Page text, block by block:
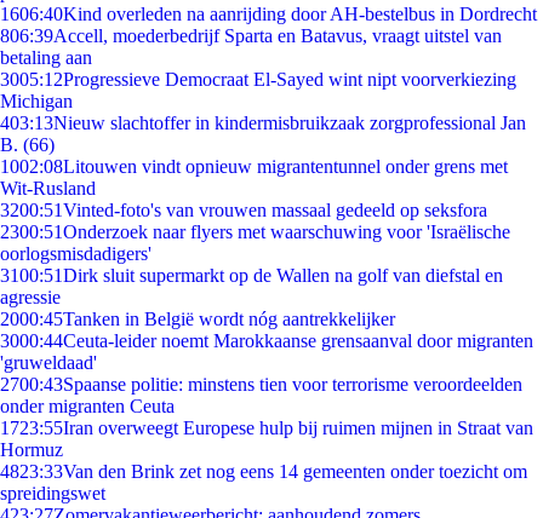
1606:40Kind overleden na aanrijding door AH-bestelbus in Dordrecht
806:39Accell, moederbedrijf Sparta en Batavus, vraagt uitstel van
betaling aan
3005:12Progressieve Democraat El-Sayed wint nipt voorverkiezing
Michigan
403:13Nieuw slachtoffer in kindermisbruikzaak zorgprofessional Jan
B. (66)
1002:08Litouwen vindt opnieuw migrantentunnel onder grens met
Wit-Rusland
3200:51Vinted-foto's van vrouwen massaal gedeeld op seksfora
2300:51Onderzoek naar flyers met waarschuwing voor 'Israëlische
oorlogsmisdadigers'
3100:51Dirk sluit supermarkt op de Wallen na golf van diefstal en
agressie
2000:45Tanken in België wordt nóg aantrekkelijker
3000:44Ceuta-leider noemt Marokkaanse grensaanval door migranten
'gruweldaad'
2700:43Spaanse politie: minstens tien voor terrorisme veroordeelden
onder migranten Ceuta
1723:55Iran overweegt Europese hulp bij ruimen mijnen in Straat van
Hormuz
4823:33Van den Brink zet nog eens 14 gemeenten onder toezicht om
spreidingswet